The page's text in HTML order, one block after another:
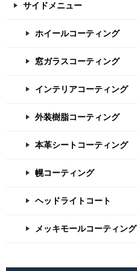
サイドメニュー
ホイールコーティング
窓ガラスコーティング
インテリアコーティング
外装樹脂コーティング
本革シートコーティング
幌コーティング
ヘッドライトコート
メッキモールコーティング